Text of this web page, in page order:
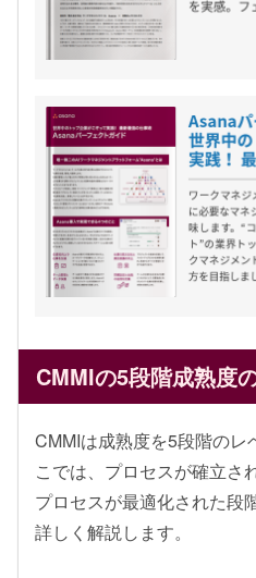
CMMIの5段階成熟度
CMMIは成熟度を5段階のレ
こでは、プロセスが確立さ
プロセスが最適化された段
詳しく解説します。